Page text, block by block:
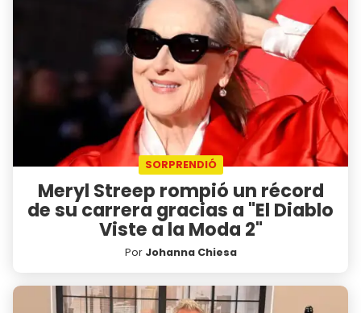
SORPRENDIÓ
Meryl Streep rompió un récord
de su carrera gracias a "El Diablo
Viste a la Moda 2"
Por Johanna Chiesa